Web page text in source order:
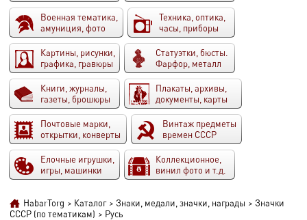
Военная тематика,
амуниция, фото
Техника, оптика,
часы, приборы
Картины, рисунки,
графика, гравюры
Статуэтки, бюсты.
Фарфор, металл
Книги, журналы,
газеты, брошюры
Плакаты, архивы,
документы, карты
Почтовые марки,
открытки, конверты
Винтаж предметы
времен СССР
Елочные игрушки,
игры, машинки
Коллекционное,
винил фото и т.д.
HabarTorg > Каталог > Знаки, медали, значки, награды > Значки
СССР (по тематикам) > Русь